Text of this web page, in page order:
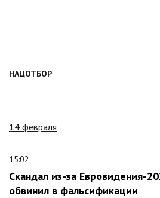
НАЦОТБОР
14 февраля
15:02
Скандал из-за Евровидения-
обвинил в фальсификации